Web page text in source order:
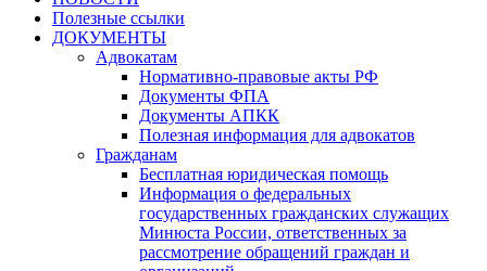
Полезные ссылки
ДОКУМЕНТЫ
Адвокатам
Нормативно-правовые акты РФ
Документы ФПА
Документы АПКК
Полезная информация для адвокатов
Гражданам
Бесплатная юридическая помощь
Информация о федеральных
государственных гражданских служащих
Минюста России, ответственных за
рассмотрение обращений граждан и